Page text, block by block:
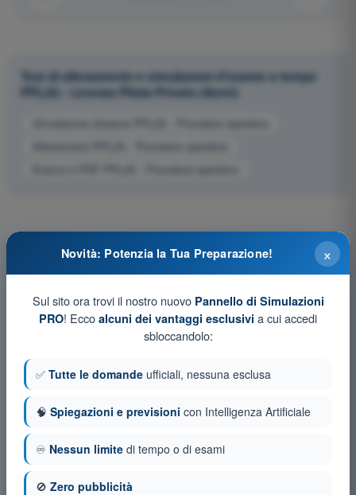
Test di allenamento e simulazioni d'esame a tempo
PPL(A) - Licenza Pilota Privato (Aerei)
Simulazione d'esame PPL(A) - Procedure operative
Allenamento PPL(A) - Procedure operative
Esame in PDF PPL(A) - Procedure operative
×
Novità: Potenzia la Tua Preparazione!
Sul sito ora trovi il nostro nuovo Pannello di Simulazioni
PRO! Ecco alcuni dei vantaggi esclusivi a cui accedi
sbloccandolo:
✅ Tutte le domande ufficiali, nessuna esclusa
🧠 Spiegazioni e previsioni con Intelligenza Artificiale
♾️ Nessun limite di tempo o di esami
🚫 Zero pubblicità